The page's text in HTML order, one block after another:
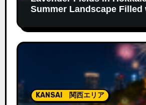
Summer Landscape Filled
KANSAI 関西エリア